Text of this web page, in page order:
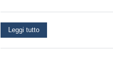
Leggi tutto